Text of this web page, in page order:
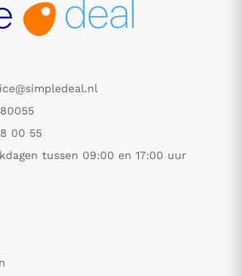
00 55
tussen 09:00 en 17:00 uur